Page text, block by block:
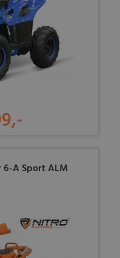
6-A Sport ALM